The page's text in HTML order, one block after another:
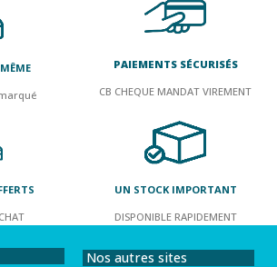
PAIEMENTS SÉCURISÉS
CB CHEQUE MANDAT VIREMENT
UN STOCK IMPORTANT
DISPONIBLE RAPIDEMENT
Nos autres sites